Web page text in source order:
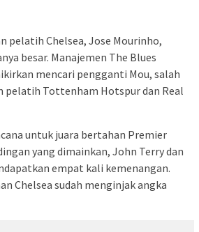
pelatih Chelsea, Jose Mourinho,
besar. Manajemen The Blues
mencari pengganti Mou, salah
pelatih Tottenham Hotspur dan Real
untuk juara bertahan Premier
yang dimainkan, John Terry dan
empat kali kemenangan.
Chelsea sudah menginjak angka